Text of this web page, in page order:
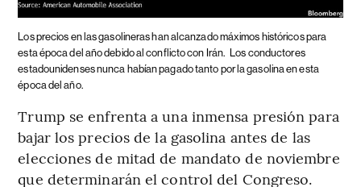
Los precios en las gasolineras han alcanzado máximos históricos para
esta época del año debido al conflicto con Irán. Los conductores
estadounidenses nunca habían pagado tanto por la gasolina en esta
época del año.
Trump se enfrenta a una inmensa presión para
bajar los precios de la gasolina antes de las
elecciones de mitad de mandato de noviembre
que determinarán el control del Congreso.